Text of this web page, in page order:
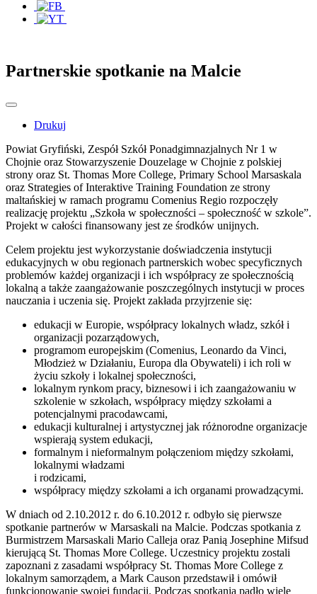
Partnerskie spotkanie na Malcie
Drukuj
Powiat Gryfiński, Zespół Szkół Ponadgimnazjalnych Nr 1 w
Chojnie oraz Stowarzyszenie Douzelage w Chojnie z polskiej
strony oraz St. Thomas More College, Primary School Marsaskala
oraz Strategies of Interaktive Training Foundation ze strony
maltańskiej w ramach programu Comenius Regio rozpoczęły
realizację projektu „Szkoła w społeczności – społeczność w szkole”.
Projekt w całości finansowany jest ze środków unijnych.
Celem projektu jest wykorzystanie doświadczenia instytucji
edukacyjnych w obu regionach partnerskich wobec specyficznych
problemów każdej organizacji i ich współpracy ze społecznością
lokalną a także zaangażowanie poszczególnych instytucji w proces
nauczania i uczenia się. Projekt zakłada przyjrzenie się:
edukacji w Europie, współpracy lokalnych władz, szkół i
organizacji pozarządowych,
programom europejskim (Comenius, Leonardo da Vinci,
Młodzież w Działaniu, Europa dla Obywateli) i ich roli w
życiu szkoły i lokalnej społeczności,
lokalnym rynkom pracy, biznesowi i ich zaangażowaniu w
szkolenie w szkołach, współpracy między szkołami a
potencjalnymi pracodawcami,
edukacji kulturalnej i artystycznej jak różnorodne organizacje
wspierają system edukacji,
formalnym i nieformalnym połączeniom między szkołami,
lokalnymi władzami
i rodzicami,
współpracy między szkołami a ich organami prowadzącymi.
W dniach od 2.10.2012 r. do 6.10.2012 r. odbyło się pierwsze
spotkanie partnerów w Marsaskali na Malcie. Podczas spotkania z
Burmistrzem Marsaskali Mario Calleja oraz Panią Josephine Mifsud
kierującą St. Thomas More College. Uczestnicy projektu zostali
zapoznani z zasadami współpracy St. Thomas More College z
lokalnym samorządem, a Mark Causon przedstawił i omówił
funkcjonowanie swojej fundacji. Podczas spotkania padło wiele